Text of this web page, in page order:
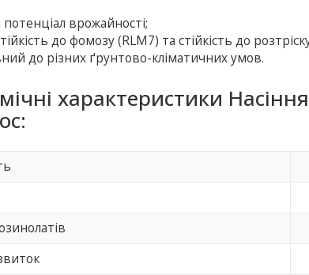
врожайності;
до фомозу (RLM7) та стійкість до
до різних ґрунтово-кліматичних умов.
характеристики